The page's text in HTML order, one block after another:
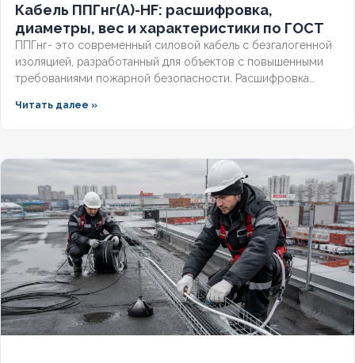
Кабель ППГнг(А)-HF: расшифровка,
диаметры, вес и характеристики по ГОСТ
ППГнг- это современный силовой кабель с безгалогенной
изоляцией, разработанный для объектов с повышенными
требованиями пожарной безопасности. Расшифровка
делают этот технический продукт незаменимым для школ,
сетей до 1 кв
Читать далее »